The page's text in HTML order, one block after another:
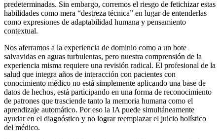
predeterminadas. Sin embargo, corremos el riesgo de fetichizar estas
habilidades como mera “destreza técnica” en lugar de entenderlas
como expresiones de adaptabilidad humana y pensamiento
contextual.
Nos aferramos a la experiencia de dominio como a un bote
salvavidas en aguas turbulentas, pero nuestra comprensión de la
experiencia misma requiere una revisión radical. El profesional de la
salud que integra años de interacción con pacientes con
conocimiento médico no está simplemente aplicando una base de
datos de hechos, está participando en una forma de reconocimiento
de patrones que trasciende tanto la memoria humana como el
aprendizaje automático. Por eso la IA puede simultáneamente
ayudar en el diagnóstico y no lograr reemplazar el juicio holístico
del médico.